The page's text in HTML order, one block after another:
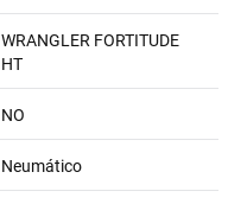
WRANGLER FORTITUDE
HT
NO
Neumático